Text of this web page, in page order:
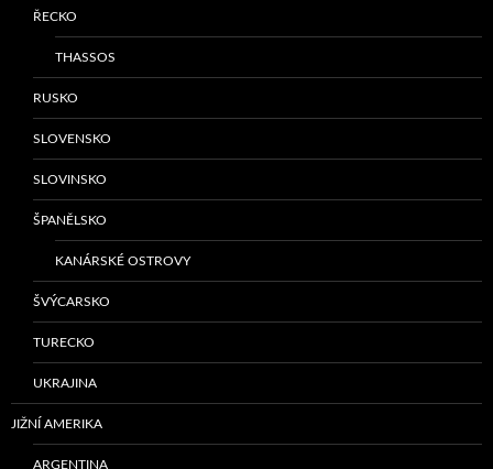
ŘECKO
THASSOS
RUSKO
SLOVENSKO
SLOVINSKO
ŠPANĚLSKO
KANÁRSKÉ OSTROVY
ŠVÝCARSKO
TURECKO
UKRAJINA
JIŽNÍ AMERIKA
ARGENTINA